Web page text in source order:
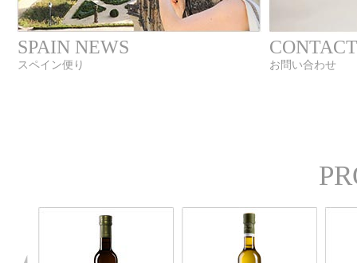
SPAIN NEWS
スペイン便り
CONTACT
お問い合わせ